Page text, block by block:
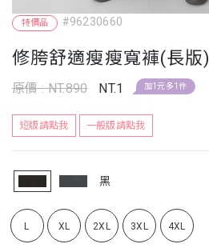
特價品 #96230660
修胯舒適瘦瘦寬褲(長版)
原價 : NT.890 NT.1 加1元多1件
短版請點我 一般版請點我
黑
L XL 2XL 3XL 4XL